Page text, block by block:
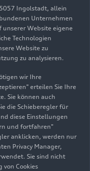
die
Berliner
8 den
mit
2026 zum
Automobil: das
und
Anspruch von
ist es, unter
gute Wagen zu
Fahrzeuge zum
schon früh in den
Ingolstadt, allein
Unternehmen
Website eigene
Technologien
Website zu
zu analysieren.
wir Ihre
erteilen Sie Ihre
Sie können auch
die Schieberegler für
diese Einstellungen
und fortfahren"
anklicken, werden nur
Privacy Manager,
Sie sind nicht
Cookies